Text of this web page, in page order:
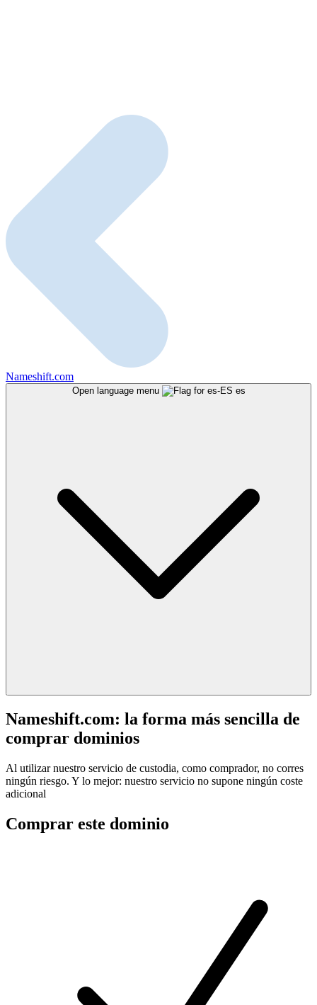
Nameshift.com
Open language menu es
Nameshift.com: la forma más sencilla de
comprar dominios
Al utilizar nuestro servicio de custodia, como comprador, no corres
ningún riesgo. Y lo mejor: nuestro servicio no supone ningún coste
adicional
Comprar este dominio